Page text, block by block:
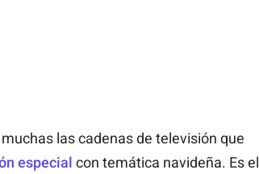
las cadenas de televisión que
especial con temática navideña. Es el